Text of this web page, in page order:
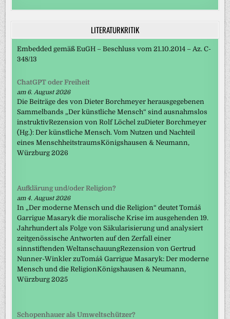
LITERATURKRITIK
Embedded gemäß EuGH – Beschluss vom 21.10.2014 – Az. C-
348/13
ChatGPT oder Freiheit
am 6. August 2026
Die Beiträge des von Dieter Borchmeyer herausgegebenen
Sammelbands „Der künstliche Mensch“ sind ausnahmslos
instruktivRezension von Rolf Löchel zuDieter Borchmeyer
(Hg.): Der künstliche Mensch. Vom Nutzen und Nachteil
eines MenschheitstraumsKönigshausen & Neumann,
Würzburg 2026
Aufklärung und/oder Religion?
am 4. August 2026
In „Der moderne Mensch und die Religion“ deutet Tomáš
Garrigue Masaryk die moralische Krise im ausgehenden 19.
Jahrhundert als Folge von Säkularisierung und analysiert
zeitgenössische Antworten auf den Zerfall einer
sinnstiftenden WeltanschauungRezension von Gertrud
Nunner-Winkler zuTomáš Garrigue Masaryk: Der moderne
Mensch und die ReligionKönigshausen & Neumann,
Würzburg 2025
Schopenhauer als Umweltschützer?